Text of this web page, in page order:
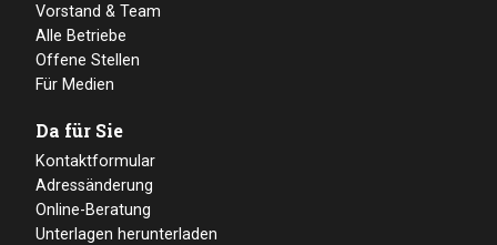
Vorstand & Team
Alle Betriebe
Offene Stellen
Für Medien
Da für Sie
Kontaktformular
Adressänderung
Online-Beratung
Unterlagen herunterladen